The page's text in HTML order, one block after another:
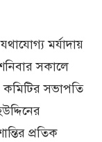
মর্যাদায়
সকালে
কমিটির সভাপতি
প্রতিক